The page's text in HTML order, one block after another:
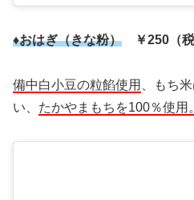
♦おはぎ（きな粉） ￥250（税
備中白小豆の粒餡使用 、もち
い、 たかやまもちを100％使用。